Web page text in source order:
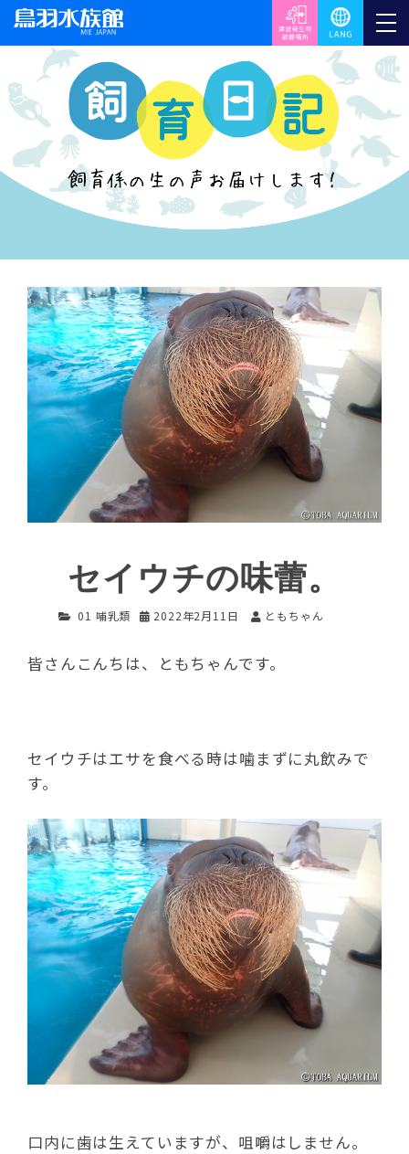
セイウチの味蕾。
01 哺乳類 2022年2月11日 ともちゃん
皆さんこんちは、ともちゃんです。
セイウチはエサを食べる時は噛まずに丸飲みで
す。
口内に歯は生えていますが、咀嚼はしません。